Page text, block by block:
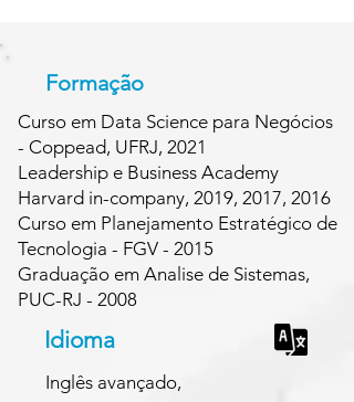
Formação
Curso em Data Science para Negócios
- Coppead, UFRJ, 2021
Leadership e Business Academy
Harvard in-company, 2019, 2017, 2016
Curso em Planejamento Estratégico de
Tecnologia - FGV - 2015
Graduação em Analise de Sistemas,
PUC-RJ - 2008
Idioma
Inglês avançado,